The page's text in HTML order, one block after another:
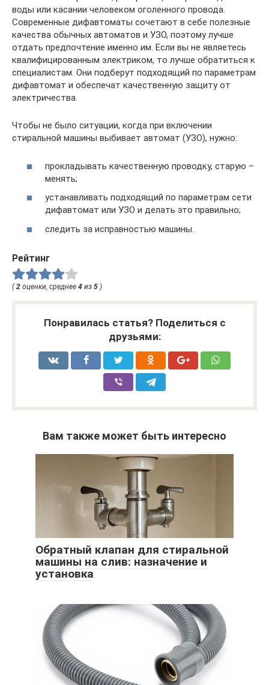
воды или касании человеком оголенного провода.
Современные дифавтоматы сочетают в себе полезные
качества обычных автоматов и УЗО, поэтому лучше
отдать предпочтение именно им. Если вы не являетесь
квалифицированным электриком, то лучше обратиться к
специалистам. Они подберут подходящий по параметрам
дифавтомат и обеспечат качественную защиту от
электричества.
Чтобы не было ситуации, когда при включении
стиральной машины выбивает автомат (УЗО), нужно:
прокладывать качественную проводку, старую ­–
менять;
устанавливать подходящий по параметрам сети
дифавтомат или УЗО и делать это правильно;
следить за исправностью машины.
Рейтинг
(2 оценки, среднее 4 из 5 )
Понравилась статья? Поделиться с
друзьями:
Вам также может быть интересно
Обратный клапан для стиральной
машины на слив: назначение и
установка